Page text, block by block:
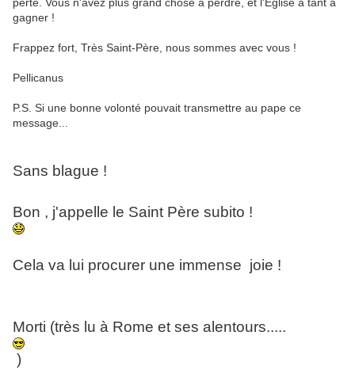
gagner !
Frappez fort, Très Saint-Père, nous sommes avec vous !
Pellicanus
P.S. Si une bonne volonté pouvait transmettre au pape ce
message...
Sans blague !
Bon , j'appelle le Saint Père subito !
Cela va lui procurer une immense joie !
Morti (très lu à Rome et ses alentours.....
)